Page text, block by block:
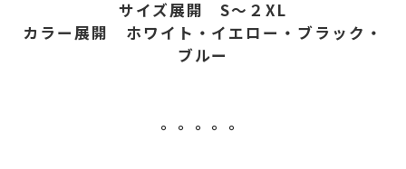
サイズ展開 S～２XL
カラー展開 ホワイト・イエロー・ブラック・
ブルー
。。。。。